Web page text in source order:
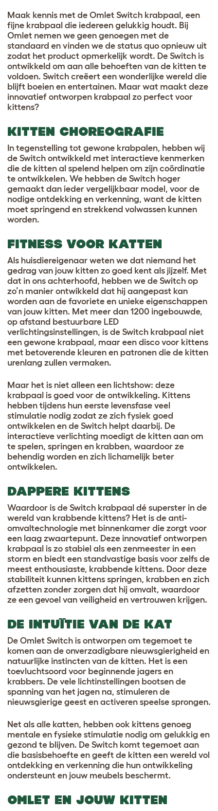
Maak kennis met de Omlet Switch krabpaal , een
fijne krabpaal die iedereen gelukkig houdt. Bij
Omlet nemen we geen genoegen met de
standaard en vinden we de status quo opnieuw uit
zodat het product opmerkelijk wordt. De Switch is
ontwikkeld om aan alle behoeften van de kitten te
voldoen. Switch creëert een wonderlijke wereld die
blijft boeien en entertainen. Maar wat maakt deze
innovatief ontworpen krabpaal zo perfect voor
kittens?
KITTEN CHOREOGRAFIE
In tegenstelling tot gewone krabpalen, hebben wij
de Switch ontwikkeld met interactieve kenmerken
die de kitten al spelend helpen om zijn coördinatie
te ontwikkelen. We hebben de Switch hoger
gemaakt dan ieder vergelijkbaar model, voor de
nodige ontdekking en verkenning, want de kitten
moet springend en strekkend volwassen kunnen
worden.
FITNESS VOOR KATTEN
Als huisdiereigenaar weten we dat niemand het
gedrag van jouw kitten zo goed kent als jijzelf. Met
dat in ons achterhoofd, hebben we de Switch op
zo’n manier ontwikkeld dat hij aangepast kan
worden aan de favoriete en unieke eigenschappen
van jouw kitten. Met meer dan 1200 ingebouwde,
op afstand bestuurbare LED
verlichtingsinstellingen, is de Switch krabpaal niet
een gewone krabpaal, maar een disco voor kittens
met betoverende kleuren en patronen die de kitten
urenlang zullen vermaken.
Maar het is niet alleen een lichtshow: deze
krabpaal is goed voor de ontwikkeling. Kittens
hebben tijdens hun eerste levensfase veel
stimulatie nodig zodat ze zich fysiek goed
ontwikkelen en de Switch helpt daarbij. De
interactieve verlichting moedigt de kitten aan om
te spelen, springen en krabben, waardoor ze
behendig worden en zich lichamelijk beter
ontwikkelen.
DAPPERE KITTENS
Waardoor is de Switch krabpaal dé superster in de
wereld van krabbende kittens? Het is de anti-
omvaltechnologie met binnenkamer die zorgt voor
een laag zwaartepunt. Deze innovatief ontworpen
krabpaal is zo stabiel als een zenmeester in een
storm en biedt een standvastige basis voor zelfs de
meest enthousiaste, krabbende kittens. Door deze
stabiliteit kunnen kittens springen, krabben en zich
afzetten zonder zorgen dat hij omvalt, waardoor
ze een gevoel van veiligheid en vertrouwen krijgen.
DE INTUÏTIE VAN DE KAT
De Omlet Switch is ontworpen om tegemoet te
komen aan de onverzadigbare nieuwsgierigheid en
natuurlijke instincten van de kitten. Het is een
toevluchtsoord voor beginnende jagers en
krabbers. De vele lichtinstellingen bootsen de
spanning van het jagen na, stimuleren de
nieuwsgierige geest en activeren speelse sprongen.
Net als alle katten, hebben ook kittens genoeg
mentale en fysieke stimulatie nodig om gelukkig en
gezond te blijven. De Switch komt tegemoet aan
die basisbehoefte en geeft de kitten een wereld vol
ontdekking en verkenning die hun ontwikkeling
ondersteunt en jouw meubels beschermt.
OMLET EN JOUW KITTEN